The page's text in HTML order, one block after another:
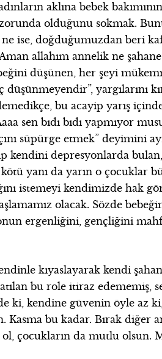
aklına bebek
olduğunu sokmak.
ise, doğduğumuzdan beri
allahım annelik ne
düşünen, her şeyi
yargılarını
bu acayip yarış
sen bıdı bıdı yapmıyor
süpürge etmek” deyimini
kendini depresyonlarda
yanı da yarın o çocuklar
istemeyi kendimizde hak
olacak. Sözde
ergenliğini, gençliğini
kıyaslayarak kendi
bu role itiraz edememiş,
kendine güvenin öyle az ki,
Kasma bu kadar. Bırak diğer
çocukların da mutlu olsun.